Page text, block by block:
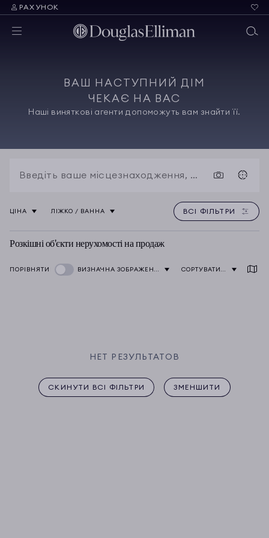
РАХУНОК
ВАШ НАСТУПНИЙ ДІМ
ЧЕКАЄ НА ВАС
Наші виняткові агенти допоможуть вам знайти її.
ЦІНА ЛІЖКО / ВАННА ВСІ ФІЛЬТРИ
Розкішні об'єкти нерухомості на продаж
ПОРІВНЯТИ ВИЗНАЧНА ЗОБРАЖЕННЯ: СОРТУВАТИ ЗА
НЕТ РЕЗУЛЬТАТОВ
СКИНУТИ ВСІ ФІЛЬТРИ ЗМЕНШИТИ